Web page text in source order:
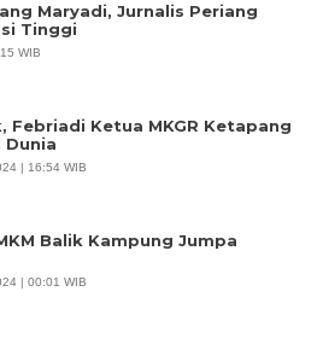
Maryadi, Jurnalis Periang
Tinggi
WIB
Febriadi Ketua MKGR Ketapang
Dunia
| 16:54 WIB
Balik Kampung Jumpa
| 00:01 WIB